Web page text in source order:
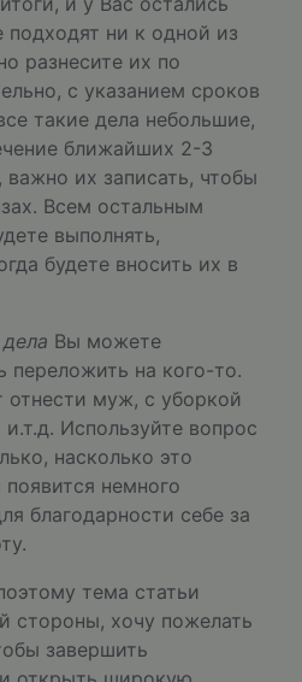
подходят ни к одной из
разнесите их по
с указанием сроков
такие дела небольшие,
ближайших 2-3
их записать, чтобы
Всем остальным
выполнять,
будете вносить их в
Вы можете
переложить на кого-то.
муж, с уборкой
Используйте вопрос
насколько это
немного
благодарности себе за
тема статьи
стороны, хочу пожелать
завершить